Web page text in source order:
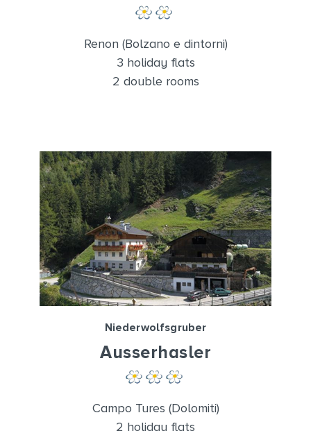
Renon (Bolzano e dintorni)
3 holiday flats
2 double rooms
Niederwolfsgruber
Ausserhasler
Campo Tures (Dolomiti)
2 holiday flats